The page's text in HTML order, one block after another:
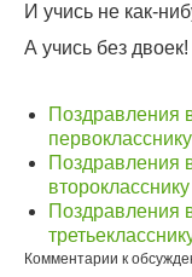
И учись не как-
А учись без двоек!
Поздравления
первокласснику
Поздравления
второкласснику
Поздравления
Комментарии к